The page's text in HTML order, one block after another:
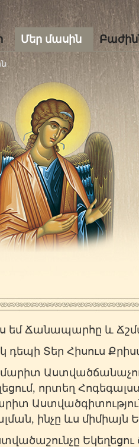
Մեր մասին
եմ Ճանապարհը և
դեպի Տեր Հիսուս
որտեղ
ինչը ևս միմիայն
Եկեղեցու